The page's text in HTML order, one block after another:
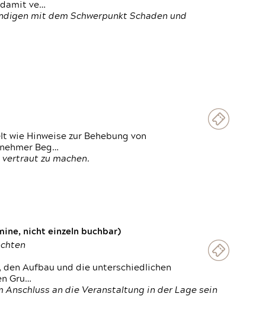
damit ve…
mit dem Schwerpunkt Schaden und
wie Hinweise zur Behebung von
Beg…
zu machen.
nicht einzeln buchbar)
den Aufbau und die unterschiedlichen
Gru…
an die Veranstaltung in der Lage sein